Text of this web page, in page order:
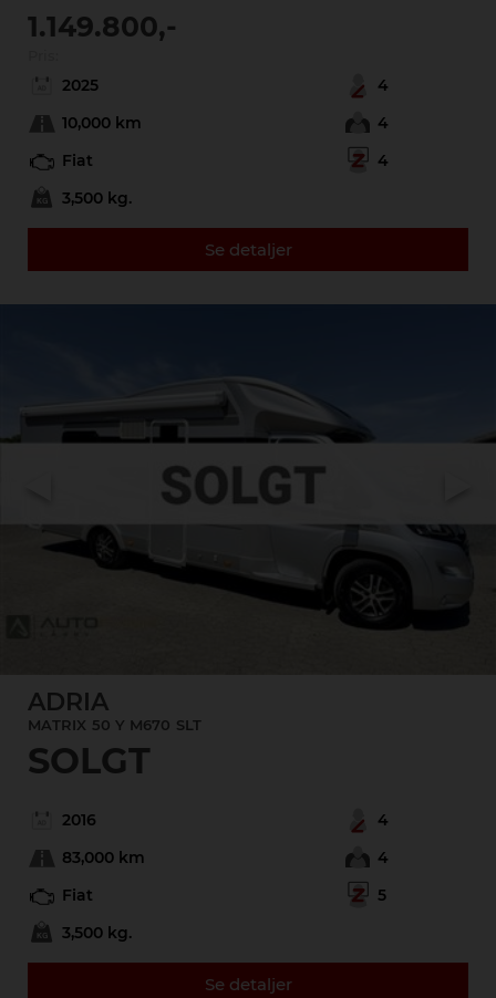
1.149.800,-
2025
4
10,000 km
4
Fiat
4
3,500 kg.
Se detaljer
ADRIA
MATRIX 50 Y M670 SLT
SOLGT
2016
4
83,000 km
4
Fiat
5
3,500 kg.
Se detaljer